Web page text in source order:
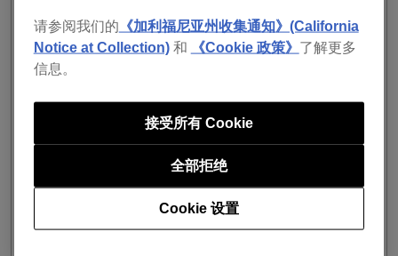
或Android智能手机，iPad或Android平板电脑也可下载，
随时轻松开始DJ表演。
除目前支持的
iOS/Android还全新支持DDJ-200。
DDJ-200是在优先考虑与日常使用的智能手机进行组合的
基础上开发出的一款紧凑型DJ控制器。由于可以通过蓝
牙连接，因此只需与rekordbox for iOS/Android组合即可
此外，应用内置有设备连接和操作教程，任何人都能够轻
请参阅我们的 《加利福尼亚州收集通知》(California
Notice at Collection)和 《Cookie 政策》 了解更多
信息。
Cookie 设置
全部拒绝
接受所有 Cookie